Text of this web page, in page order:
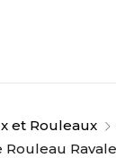
et Rouleaux
Rouleau